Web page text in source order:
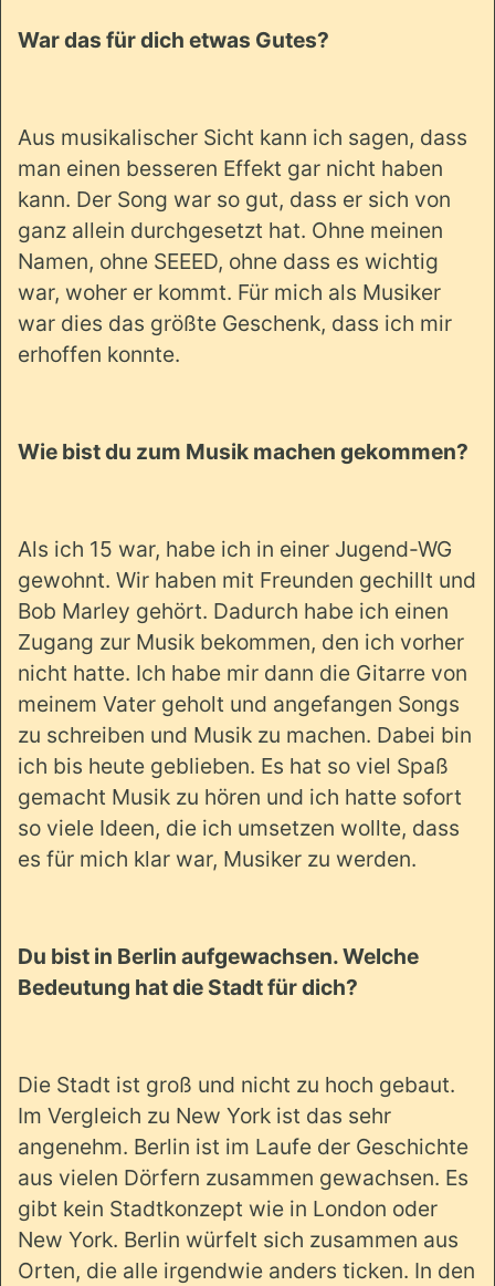
War das für dich etwas Gutes?
Aus musikalischer Sicht kann ich sagen, dass
man einen besseren Effekt gar nicht haben
kann. Der Song war so gut, dass er sich von
ganz allein durchgesetzt hat. Ohne meinen
Namen, ohne SEEED, ohne dass es wichtig
war, woher er kommt. Für mich als Musiker
war dies das größte Geschenk, dass ich mir
erhoffen konnte.
Wie bist du zum Musik machen gekommen?
Als ich 15 war, habe ich in einer Jugend-WG
gewohnt. Wir haben mit Freunden gechillt und
Bob Marley gehört. Dadurch habe ich einen
Zugang zur Musik bekommen, den ich vorher
nicht hatte. Ich habe mir dann die Gitarre von
meinem Vater geholt und angefangen Songs
zu schreiben und Musik zu machen. Dabei bin
ich bis heute geblieben. Es hat so viel Spaß
gemacht Musik zu hören und ich hatte sofort
so viele Ideen, die ich umsetzen wollte, dass
es für mich klar war, Musiker zu werden.
Du bist in Berlin aufgewachsen. Welche
Bedeutung hat die Stadt für dich?
Die Stadt ist groß und nicht zu hoch gebaut.
Im Vergleich zu New York ist das sehr
angenehm. Berlin ist im Laufe der Geschichte
aus vielen Dörfern zusammen gewachsen. Es
gibt kein Stadtkonzept wie in London oder
New York. Berlin würfelt sich zusammen aus
Orten, die alle irgendwie anders ticken. In den